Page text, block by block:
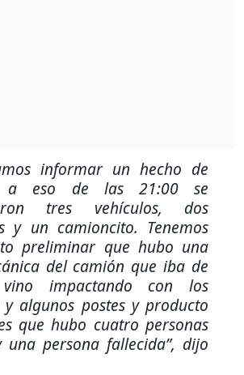
informar un hecho de
a eso de las 21:00 se
tres vehículos, dos
y un camioncito. Tenemos
preliminar que hubo una
del camión que iba de
impactando con los
y algunos postes y producto
que hubo cuatro personas
una persona fallecida”, dijo